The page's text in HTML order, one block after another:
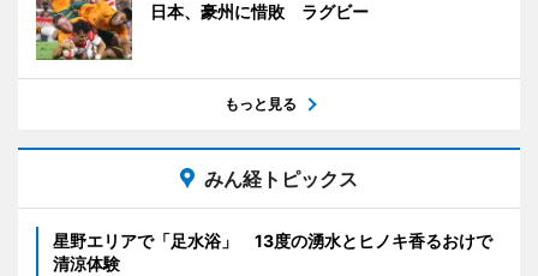
日本、豪州に惜敗 ラグビー
もっと見る
みん経トピックス
星野エリアで「足水浴」 13度の湧水とヒノキ香るおけで
清涼体験